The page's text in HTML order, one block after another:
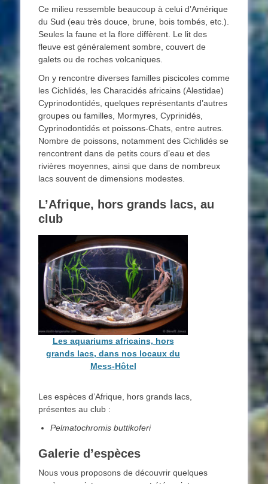
Ce milieu ressemble beaucoup à celui d’Amérique
du Sud (eau très douce, brune, bois tombés, etc.).
Seules la faune et la flore diffèrent. Le lit des
fleuve est généralement sombre, couvert de
galets ou de roches volcaniques.
On y rencontre diverses familles piscicoles comme
les Cichlidés, les Characidés africains (Alestidae)
Cyprinodontidés, quelques représentants d’autres
groupes ou familles, Mormyres, Cyprinidés,
Cyprinodontidés et poissons-Chats, entre autres.
Nombre de poissons, notamment des Cichlidés se
rencontrent dans de petits cours d’eau et des
rivières moyennes, ainsi que dans de nombreux
lacs souvent de dimensions modestes.
L’Afrique, hors grands lacs, au
club
Les aquariums africains, hors
grands lacs, dans nos locaux du
Mess-Hôtel
Les espèces d’Afrique, hors grands lacs,
présentes au club :
Pelmatochromis buttikoferi
Galerie d’espèces
Nous vous proposons de découvrir quelques